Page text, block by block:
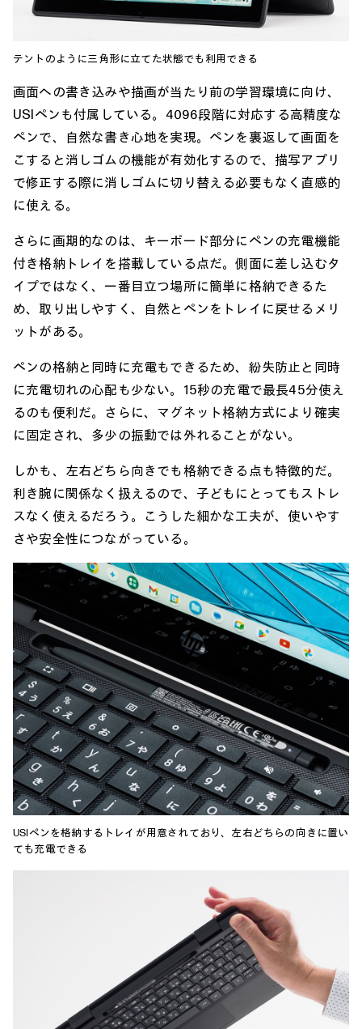
テントのように三角形に立てた状態でも利用できる
画面への書き込みや描画が当たり前の学習環境に向け、
USIペンも付属している。4096段階に対応する高精度な
ペンで、自然な書き心地を実現。ペンを裏返して画面を
こすると消しゴムの機能が有効化するので、描写アプリ
で修正する際に消しゴムに切り替える必要もなく直感的
に使える。
さらに画期的なのは、キーボード部分にペンの充電機能
付き格納トレイを搭載している点だ。側面に差し込むタ
イプではなく、一番目立つ場所に簡単に格納できるた
め、取り出しやすく、自然とペンをトレイに戻せるメリ
ットがある。
ペンの格納と同時に充電もできるため、紛失防止と同時
に充電切れの心配も少ない。15秒の充電で最長45分使え
るのも便利だ。さらに、マグネット格納方式により確実
に固定され、多少の振動では外れることがない。
しかも、左右どちら向きでも格納できる点も特徴的だ。
利き腕に関係なく扱えるので、子どもにとってもストレ
スなく使えるだろう。こうした細かな工夫が、使いやす
さや安全性につながっている。
USIペンを格納するトレイが用意されており、左右どちらの向きに置い
ても充電できる